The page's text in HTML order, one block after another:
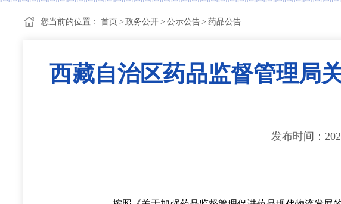
您当前的位置： 首页 > 政务公开> 公示公告> 药品公告
西藏自治区药品监督管理局
发布时间：